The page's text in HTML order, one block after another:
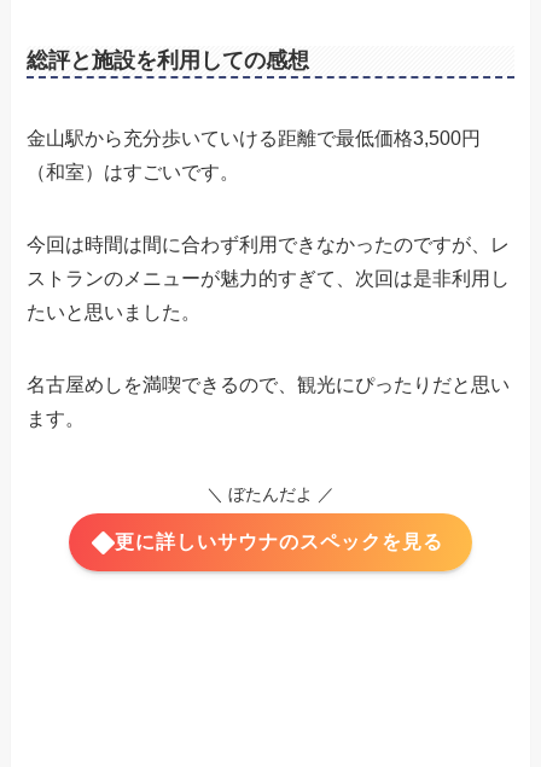
総評と施設を利用しての感想
金山駅から充分歩いていける距離で最低価格3,500円
（和室）はすごいです。
今回は時間は間に合わず利用できなかったのですが、レ
ストランのメニューが魅力的すぎて、次回は是非利用し
たいと思いました。
名古屋めしを満喫できるので、観光にぴったりだと思い
ます。
＼ ぼたんだよ ／
更に詳しいサウナのスペックを見る